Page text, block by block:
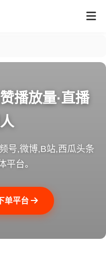
播放量·直播
号,微博,B站,西瓜头条
平台。
单平台